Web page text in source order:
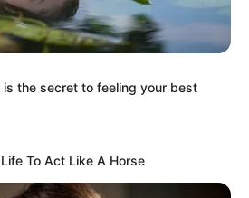
the secret to feeling your best
To Act Like A Horse